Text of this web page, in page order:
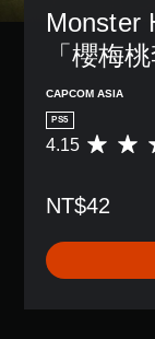
Monster
「櫻梅
CAPCOM ASIA
PS5
平
分
4
.
4.15
NT$42